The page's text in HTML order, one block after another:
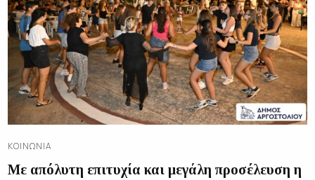
ΚΟΙΝΩΝΊΑ
Με απόλυτη επιτυχία και μεγάλη προσέλευση η